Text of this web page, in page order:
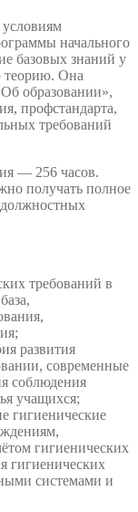
начального
базовых знаний у
теорию. Она
образовании»,
профстандарта,
требований
— 256 часов.
получать полное
требований в
развития
современные
соблюдения
учащихся;
гигиенические
гигиенических
гигиенических
системами и